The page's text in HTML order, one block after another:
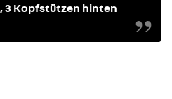
3 Kopfstützen hinten